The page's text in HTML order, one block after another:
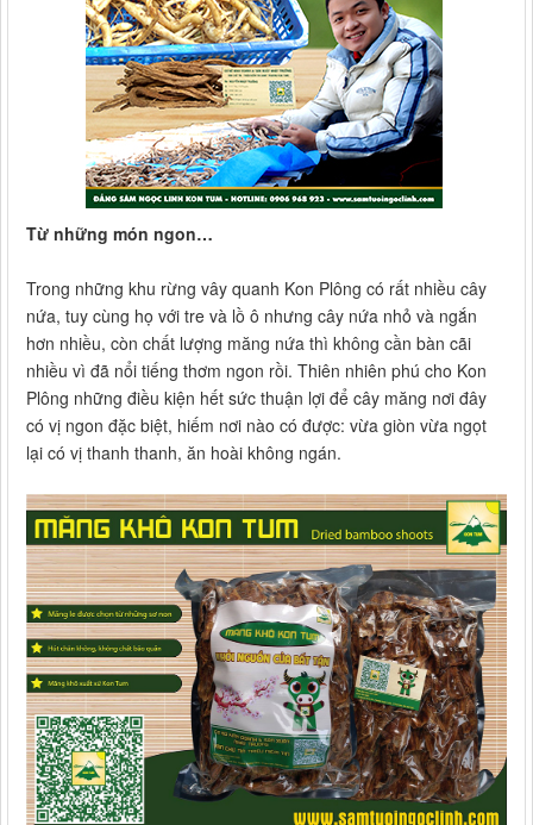
Từ những món ngon…
Trong những khu rừng vây quanh Kon Plông có rất nhiều cây
nứa, tuy cùng họ với tre và lồ ô nhưng cây nứa nhỏ và ngắn
hơn nhiều, còn chất lượng măng nứa thì không cần bàn cãi
nhiều vì đã nổi tiếng thơm ngon rồi. Thiên nhiên phú cho Kon
Plông những điều kiện hết sức thuận lợi để cây măng nơi đây
có vị ngon đặc biệt, hiếm nơi nào có được: vừa giòn vừa ngọt
lại có vị thanh thanh, ăn hoài không ngán.